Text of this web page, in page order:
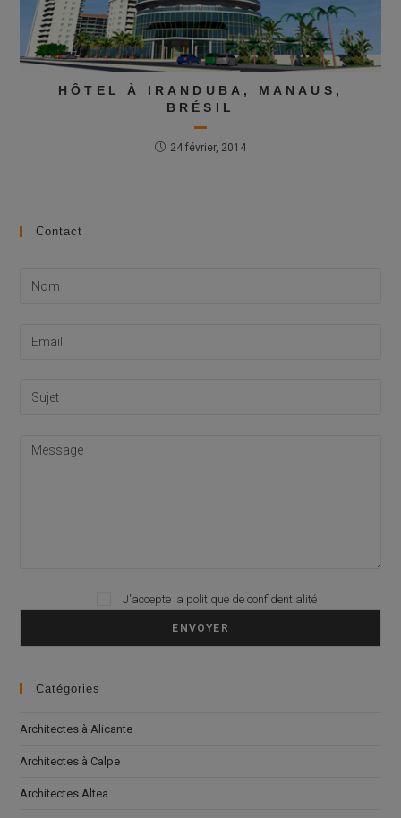
HÔTEL À IRANDUBA, MANAUS,
BRÉSIL
24 février, 2014
Contact
J'accepte la politique de confidentialité
Catégories
Architectes à Alicante
Architectes à Calpe
Architectes Altea